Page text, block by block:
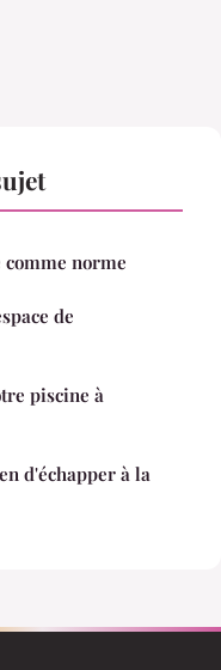
comme norme
de
piscine à
d'échapper à la